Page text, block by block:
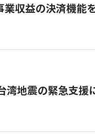
業収益の決済機能
地震の緊急支援